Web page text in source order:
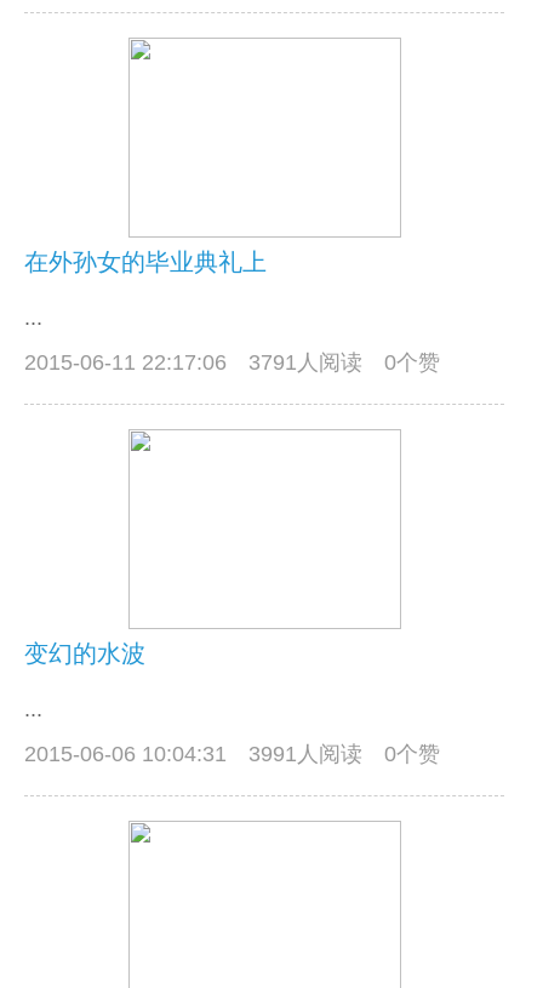
在外孙女的毕业典礼上
...
2015-06-11 22:17:06
3791人阅读 0个赞
变幻的水波
...
2015-06-06 10:04:31
3991人阅读 0个赞